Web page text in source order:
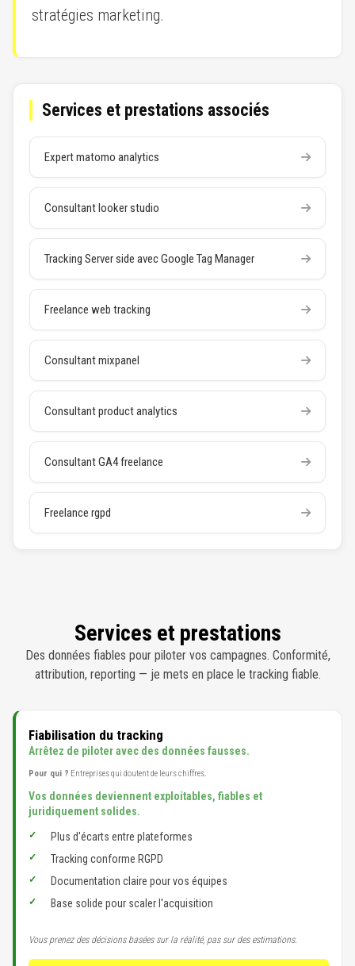
stratégies marketing.
Services et prestations associés
Expert matomo analytics
Consultant looker studio
Tracking Server side avec Google Tag Manager
Freelance web tracking
Consultant mixpanel
Consultant product analytics
Consultant GA4 freelance
Freelance rgpd
Services et prestations
Des données fiables pour piloter vos campagnes. Conformité,
attribution, reporting — je mets en place le tracking fiable.
Fiabilisation du tracking
Arrêtez de piloter avec des données fausses.
Pour qui ? Entreprises qui doutent de leurs chiffres.
Vos données deviennent exploitables, fiables et
juridiquement solides.
Plus d'écarts entre plateformes
Tracking conforme RGPD
Documentation claire pour vos équipes
Base solide pour scaler l'acquisition
Vous prenez des décisions basées sur la réalité, pas sur des estimations.